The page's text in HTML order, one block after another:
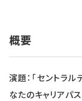
概要
演題：「セントラ
なたのキャリアパ